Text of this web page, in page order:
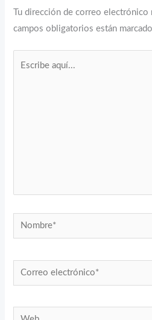
Tu dirección de correo electrónico
campos obligatorios están
Nombre*
Correo
electrónico*
Web